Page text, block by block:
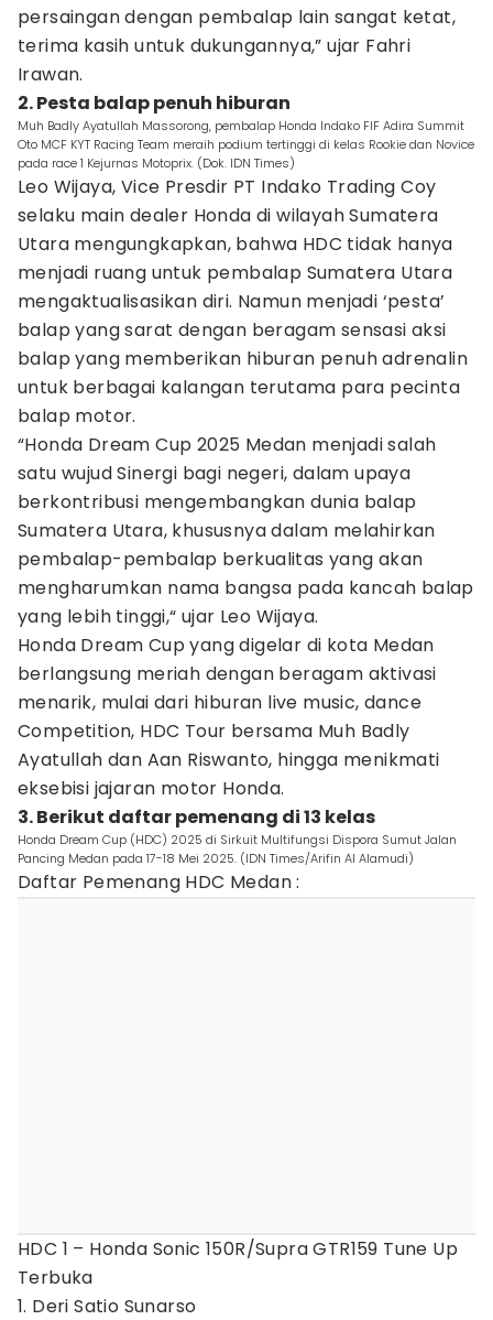
persaingan dengan pembalap lain sangat ketat,
terima kasih untuk dukungannya,” ujar Fahri
Irawan.
2. Pesta balap penuh hiburan
Muh Badly Ayatullah Massorong, pembalap Honda Indako FIF Adira Summit
Oto MCF KYT Racing Team meraih podium tertinggi di kelas Rookie dan Novice
pada race 1 Kejurnas Motoprix. (Dok. IDN Times)
Leo Wijaya, Vice Presdir PT Indako Trading Coy
selaku main dealer Honda di wilayah Sumatera
Utara mengungkapkan, bahwa HDC tidak hanya
menjadi ruang untuk pembalap Sumatera Utara
mengaktualisasikan diri. Namun menjadi ‘pesta’
balap yang sarat dengan beragam sensasi aksi
balap yang memberikan hiburan penuh adrenalin
untuk berbagai kalangan terutama para pecinta
balap motor.
“Honda Dream Cup 2025 Medan menjadi salah
satu wujud Sinergi bagi negeri, dalam upaya
berkontribusi mengembangkan dunia balap
Sumatera Utara, khususnya dalam melahirkan
pembalap-pembalap berkualitas yang akan
mengharumkan nama bangsa pada kancah balap
yang lebih tinggi,“ ujar Leo Wijaya.
Honda Dream Cup yang digelar di kota Medan
berlangsung meriah dengan beragam aktivasi
menarik, mulai dari hiburan live music, dance
Competition, HDC Tour bersama Muh Badly
Ayatullah dan Aan Riswanto, hingga menikmati
eksebisi jajaran motor Honda.
3. Berikut daftar pemenang di 13 kelas
Honda Dream Cup (HDC) 2025 di Sirkuit Multifungsi Dispora Sumut Jalan
Pancing Medan pada 17-18 Mei 2025. (IDN Times/Arifin Al Alamudi)
Daftar Pemenang HDC Medan :
HDC 1 – Honda Sonic 150R/Supra GTR159 Tune Up
Terbuka
1. Deri Satio Sunarso